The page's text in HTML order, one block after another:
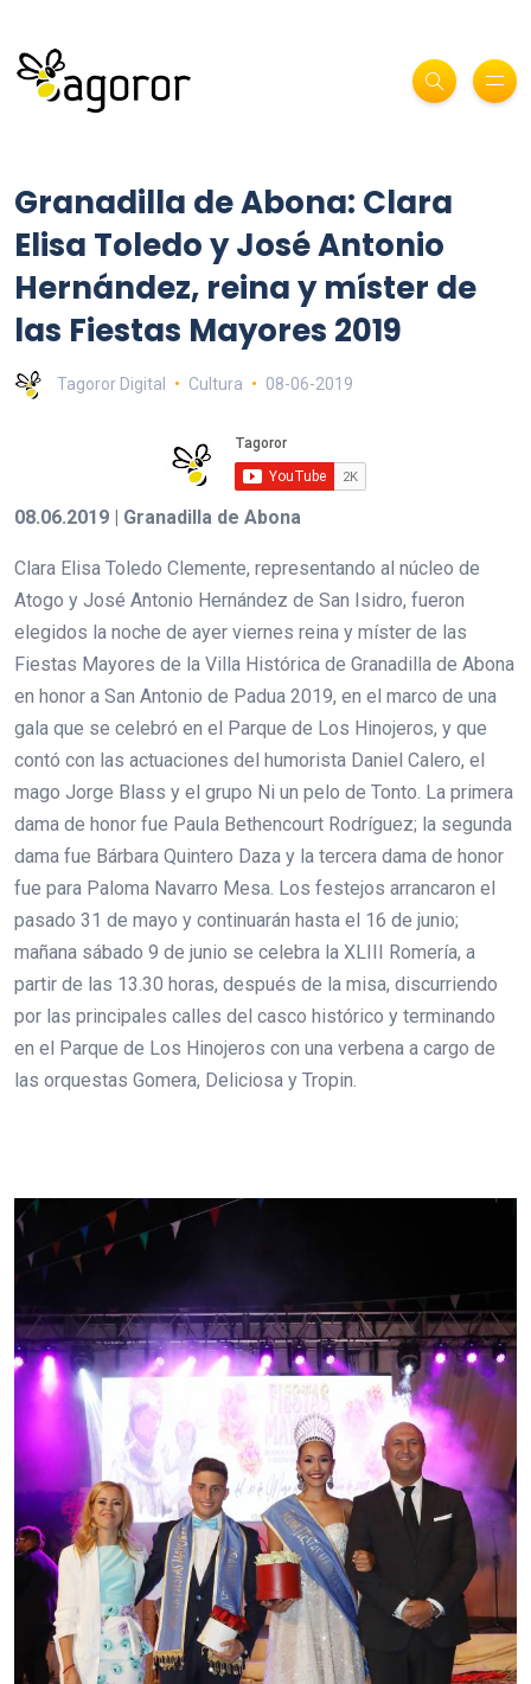
Granadilla de Abona: Clara
Elisa Toledo y José Antonio
Hernández, reina y míster de
las Fiestas Mayores 2019
Tagoror Digital Cultura 08-06-2019
08.06.2019 | Granadilla de Abona
Clara Elisa Toledo Clemente, representando al núcleo de
Atogo y José Antonio Hernández de San Isidro, fueron
elegidos la noche de ayer viernes reina y míster de las
Fiestas Mayores de la Villa Histórica de Granadilla de Abona
en honor a San Antonio de Padua 2019, en el marco de una
gala que se celebró en el Parque de Los Hinojeros, y que
contó con las actuaciones del humorista Daniel Calero, el
mago Jorge Blass y el grupo Ni un pelo de Tonto. La primera
dama de honor fue Paula Bethencourt Rodríguez; la segunda
dama fue Bárbara Quintero Daza y la tercera dama de honor
fue para Paloma Navarro Mesa. Los festejos arrancaron el
pasado 31 de mayo y continuarán hasta el 16 de junio;
mañana sábado 9 de junio se celebra la XLIII Romería, a
partir de las 13.30 horas, después de la misa, discurriendo
por las principales calles del casco histórico y terminando
en el Parque de Los Hinojeros con una verbena a cargo de
las orquestas Gomera, Deliciosa y Tropin.